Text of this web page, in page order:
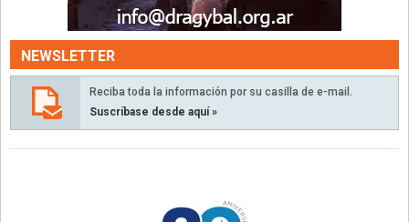
NEWSLETTER
Reciba toda la información por su casilla de e-mail.
Suscríbase desde aquí »